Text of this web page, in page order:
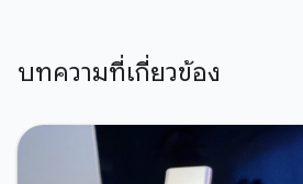
บทความที่เกี่ยวข้อง